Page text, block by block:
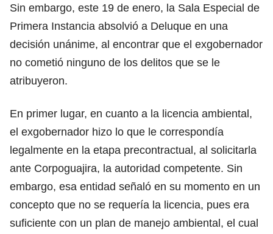
Sin embargo, este 19 de enero, la Sala Especial de
Primera Instancia absolvió a Deluque en una
decisión unánime, al encontrar que el exgobernador
no cometió ninguno de los delitos que se le
atribuyeron.
En primer lugar, en cuanto a la licencia ambiental,
el exgobernador hizo lo que le correspondía
legalmente en la etapa precontractual, al solicitarla
ante Corpoguajira, la autoridad competente. Sin
embargo, esa entidad señaló en su momento en un
concepto que no se requería la licencia, pues era
suficiente con un plan de manejo ambiental, el cual